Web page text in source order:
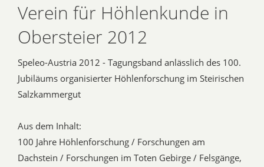
Verein für Höhlenkunde in
Obersteier 2012
Speleo-Austria 2012 - Tagungsband anlässlich des 100.
Jubiläums organisierter Höhlenforschung im Steirischen
Salzkammergut
Aus dem Inhalt:
100 Jahre Höhlenforschung / Forschungen am
Dachstein / Forschungen im Toten Gebirge / Felsgänge,